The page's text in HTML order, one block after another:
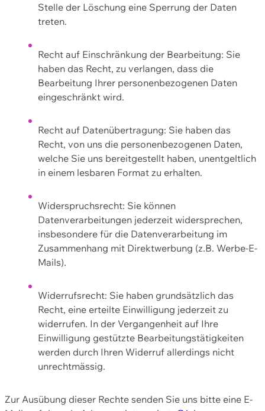
Stelle der Löschung eine Sperrung der Daten
treten.
Recht auf Einschränkung der Bearbeitung: Sie
haben das Recht, zu verlangen, dass die
Bearbeitung Ihrer personenbezogenen Daten
eingeschränkt wird.
Recht auf Datenübertragung: Sie haben das
Recht, von uns die personenbezogenen Daten,
welche Sie uns bereitgestellt haben, unentgeltlich
in einem lesbaren Format zu erhalten.
Widerspruchsrecht: Sie können
Datenverarbeitungen jederzeit widersprechen,
insbesondere für die Datenverarbeitung im
Zusammenhang mit Direktwerbung (z.B. Werbe-E-
Mails).
Widerrufsrecht: Sie haben grundsätzlich das
Recht, eine erteilte Einwilligung jederzeit zu
widerrufen. In der Vergangenheit auf Ihre
Einwilligung gestützte Bearbeitungstätigkeiten
werden durch Ihren Widerruf allerdings nicht
unrechtmässig.
Zur Ausübung dieser Rechte senden Sie uns bitte eine E-